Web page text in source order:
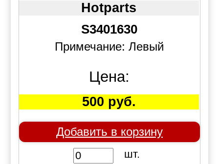
Hotparts
S3401630
Примечание: Левый
Цена:
500 руб.
Добавить в корзину
шт.